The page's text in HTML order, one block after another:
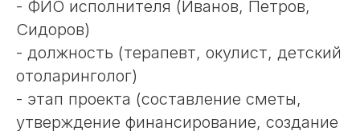
- ФИО исполнителя (Иванов, Петров,
Сидоров)
- должность (терапевт, окулист, детский
отоларинголог)
- этап проекта (составление сметы,
утверждение финансирование, создание